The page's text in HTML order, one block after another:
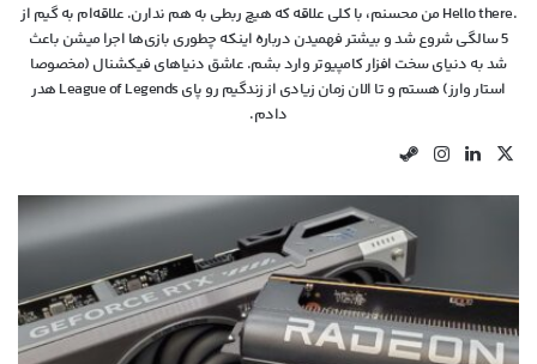
.Hello there من محسنم، با کلی علاقه که هیچ ربطی به هم ندارن. علاقه‌ام به گیم از
5 سالگی شروع شد و بیشتر فهمیدن درباره اینکه چطوری بازی‌ها اجرا میشن باعث
شد به دنیای سخت افزار کامپیوتر وارد بشم. عاشق دنیاهای فیکشنال (مخصوصا
استار وارز) هستم و تا الان زمان زیادی از زندگیم رو پای League of Legends هدر
دادم.
X لینکدیناینستاگرام